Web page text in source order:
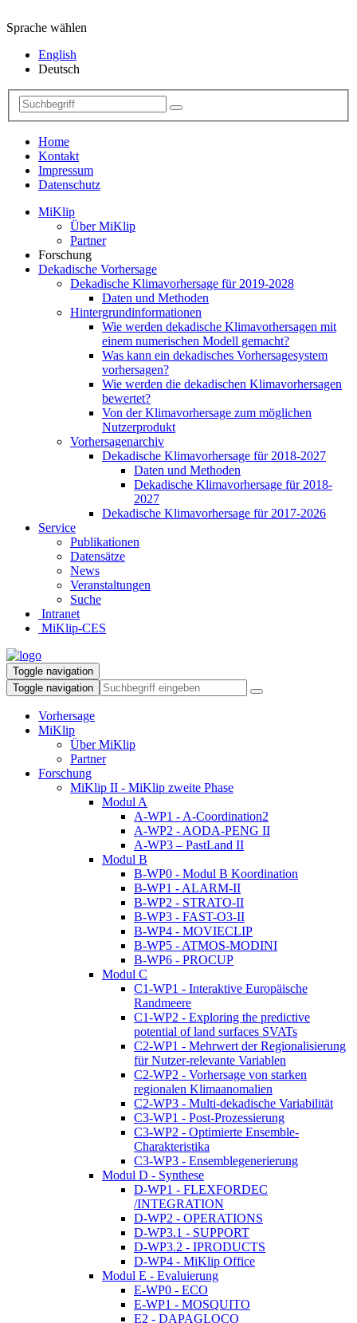
Sprache wählen
English
Deutsch
Home
Kontakt
Impressum
Datenschutz
MiKlip
Über MiKlip
Partner
Forschung
Dekadische Vorhersage
Dekadische Klimavorhersage für 2019-2028
Daten und Methoden
Hintergrundinformationen
Wie werden dekadische Klimavorhersagen mit
einem numerischen Modell gemacht?
Was kann ein dekadisches Vorhersagesystem
vorhersagen?
Wie werden die dekadischen Klimavorhersagen
bewertet?
Von der Klimavorhersage zum möglichen
Nutzerprodukt
Vorhersagenarchiv
Dekadische Klimavorhersage für 2018-2027
Daten und Methoden
Dekadische Klimavorhersage für 2018-
2027
Dekadische Klimavorhersage für 2017-2026
Service
Publikationen
Datensätze
News
Veranstaltungen
Suche
Intranet
MiKlip-CES
Toggle navigation
Toggle navigation
Vorhersage
MiKlip
Über MiKlip
Partner
Forschung
MiKlip II - MiKlip zweite Phase
Modul A
A-WP1 - A-Coordination2
A-WP2 - AODA-PENG II
A-WP3 – PastLand II
Modul B
B-WP0 - Modul B Koordination
B-WP1 - ALARM-II
B-WP2 - STRATO-II
B-WP3 - FAST-O3-II
B-WP4 - MOVIECLIP
B-WP5 - ATMOS-MODINI
B-WP6 - PROCUP
Modul C
C1-WP1 - Interaktive Europäische
Randmeere
C1-WP2 - Exploring the predictive
potential of land surfaces SVATs
C2-WP1 - Mehrwert der Regionalisierung
für Nutzer-relevante Variablen
C2-WP2 - Vorhersage von starken
regionalen Klimaanomalien
C2-WP3 - Multi-dekadische Variabilität
C3-WP1 - Post-Prozessierung
C3-WP2 - Optimierte Ensemble-
Charakteristika
C3-WP3 - Ensemblegenerierung
Modul D - Synthese
D-WP1 - FLEXFORDEC
/INTEGRATION
D-WP2 - OPERATIONS
D-WP3.1 - SUPPORT
D-WP3.2 - IPRODUCTS
D-WP4 - MiKlip Office
Modul E - Evaluierung
E-WP0 - ECO
E-WP1 - MOSQUITO
E2 - DAPAGLOCO